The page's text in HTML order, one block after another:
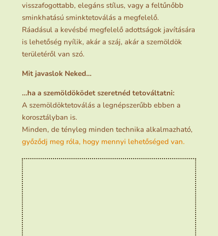
visszafogottabb, elegáns stílus, vagy a feltűnőbb
sminkhatású sminktetoválás a megfelelő.
Ráadásul a kevésbé megfelelő adottságok javítására
is lehetőség nyílik, akár a száj, akár a szemöldök
területéről van szó.
Mit javaslok Neked…
…ha a szemöldöködet szeretnéd tetováltatni:
A szemöldöktetoválás a legnépszerűbb ebben a
korosztályban is.
Minden, de tényleg minden technika alkalmazható,
győződj meg róla, hogy mennyi lehetőséged van.